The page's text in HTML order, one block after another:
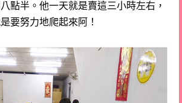
點半。 他一天就是賣這三小時左右，
要努力地爬起來阿！